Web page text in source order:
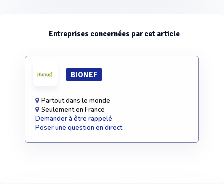
Entreprises concernées par cet article
BIONEF
Partout dans le monde
Seulement en France
Demander à être rappelé
Poser une question en direct